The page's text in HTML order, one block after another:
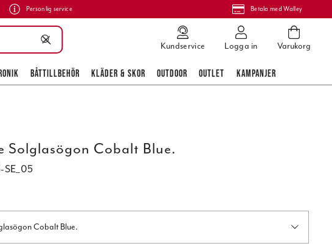
Personlig service Betala med Walley
Kundservice Logga in Varukorg
BÅTTILLBEHÖR KLÄDER & SKOR OUTDOOR OUTLET KAMPANJER
Solglasögon Cobalt Blue.
Cobalt Blue.